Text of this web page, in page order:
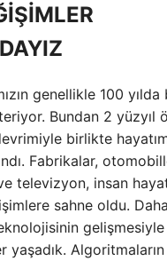
genellikle 100
Bundan 2 yüzyıl
birlikte
Fabrikalar,
televizyon, insan
sahne oldu.
yaşadık.